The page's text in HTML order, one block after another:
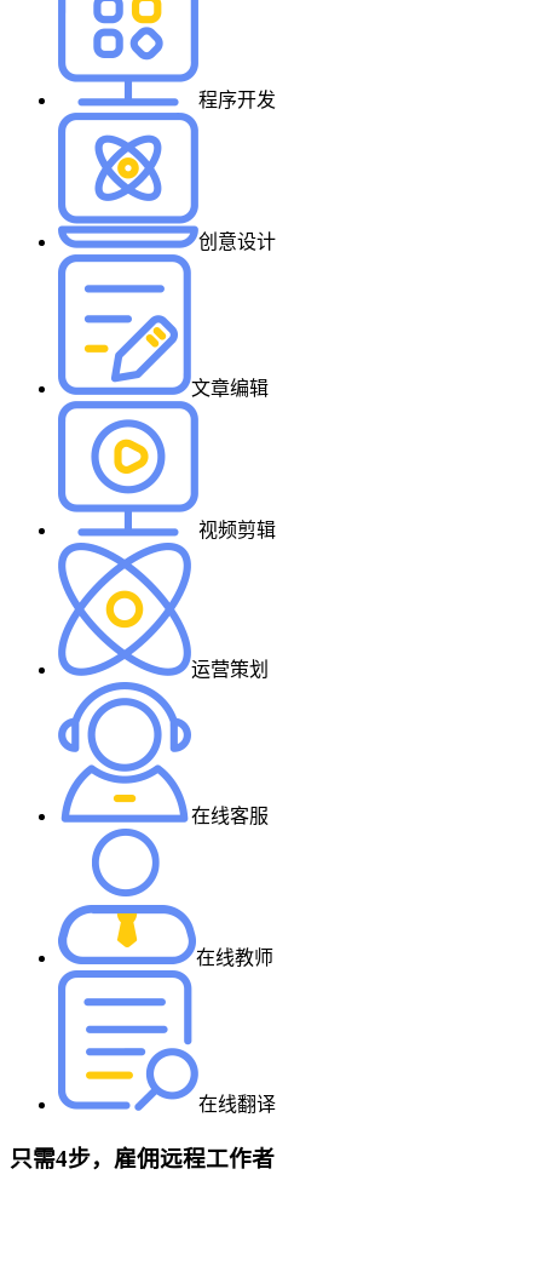
程序开发
创意设计
文章编辑
视频剪辑
运营策划
在线客服
在线教师
在线翻译
只需4步，雇佣远程工作者